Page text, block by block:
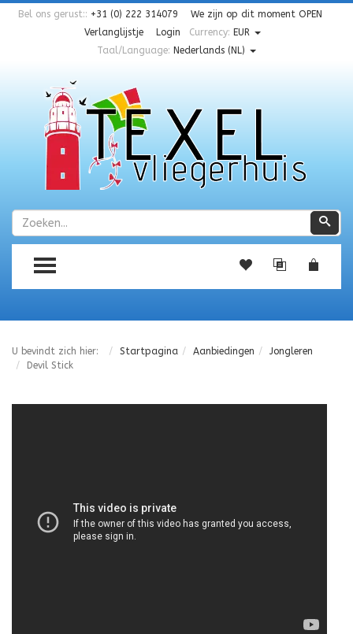
Bel ons gerust:: +31 (0) 222 314079 We zijn op dit moment OPEN
Verlanglijstje
Login Currency: EUR
Taal/Language: Nederlands (NL)
Zoeken
TOGGLE MENU
U bevindt zich hier: Startpagina Aanbiedingen
Jongleren
Devil Stick